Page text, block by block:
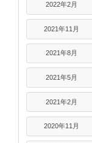
2022年2月
2021年11月
2021年8月
2021年5月
2021年2月
2020年11月